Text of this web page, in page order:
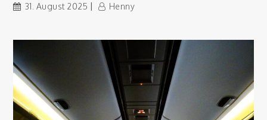
31. August 2025 Henny